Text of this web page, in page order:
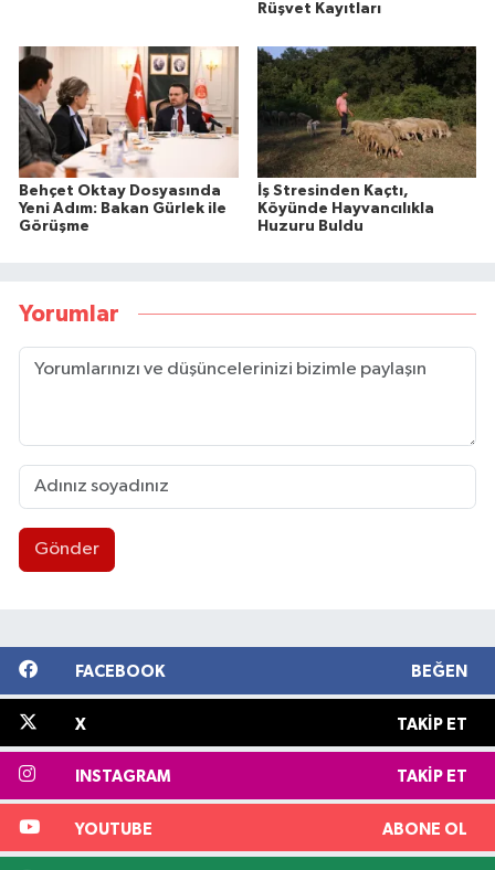
Rüşvet Kayıtları
Behçet Oktay Dosyasında
Yeni Adım: Bakan Gürlek ile
Görüşme
İş Stresinden Kaçtı,
Köyünde Hayvancılıkla
Huzuru Buldu
Yorumlar
Gönder
FACEBOOK BEĞEN
X TAKIP ET
INSTAGRAM TAKIP ET
YOUTUBE ABONE OL